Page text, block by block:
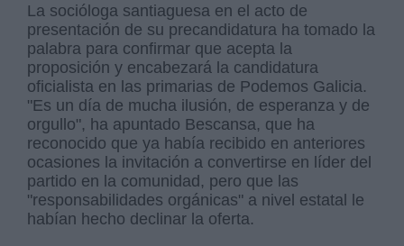
La socióloga santiaguesa en el acto de
presentación de su precandidatura ha tomado la
palabra para confirmar que acepta la
proposición y encabezará la candidatura
oficialista en las primarias de Podemos Galicia.
"Es un día de mucha ilusión, de esperanza y de
orgullo", ha apuntado Bescansa, que ha
reconocido que ya había recibido en anteriores
ocasiones la invitación a convertirse en líder del
partido en la comunidad, pero que las
"responsabilidades orgánicas" a nivel estatal le
habían hecho declinar la oferta.